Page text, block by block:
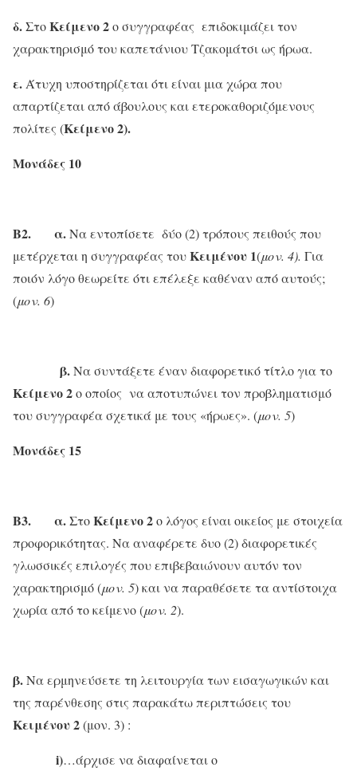
δ.ΣτοΚείμενο 2ο συγγραφέας επιδοκιμάζει τον
χαρακτηρισμό του καπετάνιου Τζακομάτσι ως ήρωα.
ε. Άτυχη υποστηρίζεται ότι είναι μια χώρα που
απαρτίζεται από άβουλους και ετεροκαθοριζόμενους
πολίτες (Κείμενο 2).
Μονάδες 10
Β2. α.Να εντοπίσετε δύο (2) τρόπους πειθούς που
μετέρχεται η συγγραφέας τουΚειμένου 1(μον. 4). Για
ποιόν λόγο θεωρείτε ότι επέλεξε καθέναν από αυτούς;
(μον. 6)
β.Να συντάξετε έναν διαφορετικό τίτλο για το
Κείμενο 2ο οποίος να αποτυπώνει τον προβληματισμό
του συγγραφέα σχετικά με τους «ήρωες». (μον. 5)
Μονάδες 15
Β3. α.ΣτοΚείμενο 2ο λόγος είναι οικείος με στοιχεία
προφορικότητας. Να αναφέρετε δυο (2) διαφορετικές
γλωσσικές επιλογές που επιβεβαιώνουν αυτόν τον
χαρακτηρισμό (μον. 5) και να παραθέσετε τα αντίστοιχα
χωρία από το κείμενο (μον. 2).
β.Να ερμηνεύσετε τη λειτουργία των εισαγωγικών και
της παρένθεσης στις παρακάτω περιπτώσεις του
Κειμένου 2(μον. 3) :
i)…άρχισε να διαφαίνεται ο